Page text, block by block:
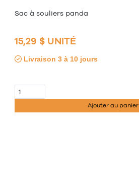
Sac à souliers panda
15,29 $ UNITÉ
Livraison 3 à 10 jours
Ajouter au panier